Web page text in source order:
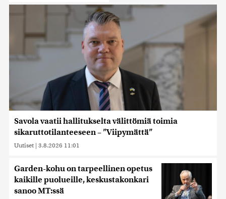
Savola vaatii hallitukselta välittömiä toimia
sikaruttotilanteeseen – ”Viipymättä”
Uutiset | 3.8.2026 11:01
Garden-kohu on tarpeellinen opetus
kaikille puolueille, keskustakonkari
sanoo MT:ssä